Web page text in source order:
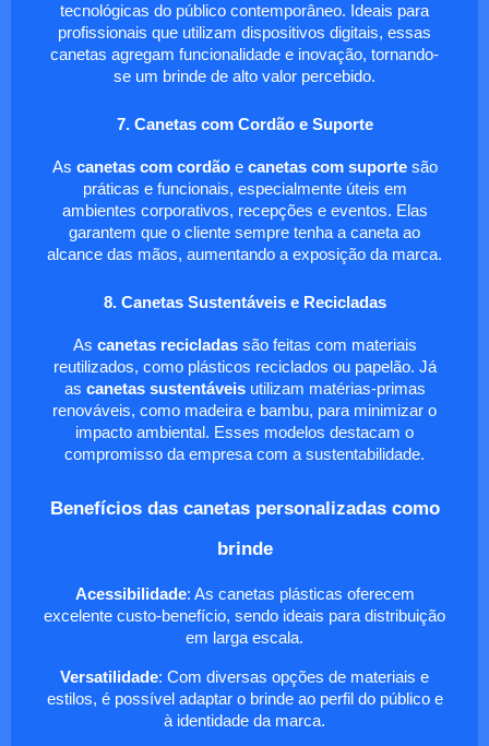
tecnológicas do público contemporâneo. Ideais para
profissionais que utilizam dispositivos digitais, essas
canetas agregam funcionalidade e inovação, tornando-
se um brinde de alto valor percebido.
7. Canetas com Cordão e Suporte
As canetas com cordãoe canetas com suportesão
práticas e funcionais, especialmente úteis em
ambientes corporativos, recepções e eventos. Elas
garantem que o cliente sempre tenha a caneta ao
alcance das mãos, aumentando a exposição da marca.
8. Canetas Sustentáveis e Recicladas
As canetas recicladassão feitas com materiais
reutilizados, como plásticos reciclados ou papelão. Já
as canetas sustentáveisutilizam matérias-primas
renováveis, como madeira e bambu, para minimizar o
impacto ambiental. Esses modelos destacam o
compromisso da empresa com a sustentabilidade.
Benefícios das canetas personalizadas como
brinde
Acessibilidade: As canetas plásticas oferecem
excelente custo-benefício, sendo ideais para distribuição
em larga escala.
Versatilidade: Com diversas opções de materiais e
estilos, é possível adaptar o brinde ao perfil do público e
à identidade da marca.